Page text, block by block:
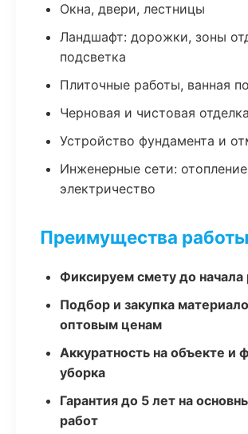
Окна, двери, лестницы
Ландшафт: дорожки, зоны
подсветка
Плиточные работы, ванная
Черновая и чистовая отделка
Устройство фундамента и
Инженерные сети:
электричество
Преимущества
Фиксируем смету до начала
Подбор и закупка
оптовым ценам
Аккуратность на объекте и
уборка
Гарантия до 5 лет на
работ